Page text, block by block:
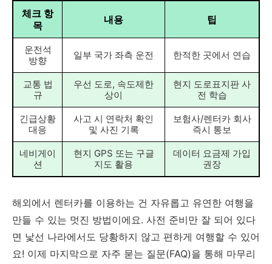
체크 항
목
내용 팁
운전석
방향
일부 국가 좌측 운전 한적한 곳에서 연습
교통 법
규
우선 도로, 속도제한
상이
현지 도로표지판 사
전 학습
긴급상황
대응
사고 시 연락처 확인
및 사진 기록
보험사/렌터카 회사
즉시 통보
네비게이
션
현지 GPS 또는 구글
지도 활용
데이터 요금제 가입
권장
해외에서 렌터카를 이용하는 건 자유롭고 유연한 여행을
만들 수 있는 멋진 방법이에요. 사전 준비만 잘 되어 있다
면 낯선 나라에서도 당황하지 않고 편하게 여행할 수 있어
요! 이제 마지막으로 자주 묻는 질문(FAQ)을 통해 마무리